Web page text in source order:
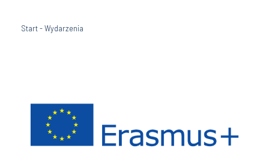
Start-Wydarzenia